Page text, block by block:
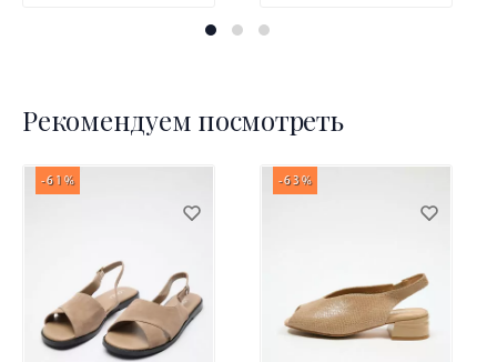
Рекомендуем посмотреть
-61% -63%